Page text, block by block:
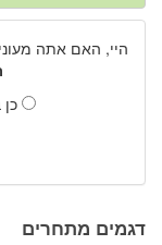
היי, האם אתה
דגמים מתחרים